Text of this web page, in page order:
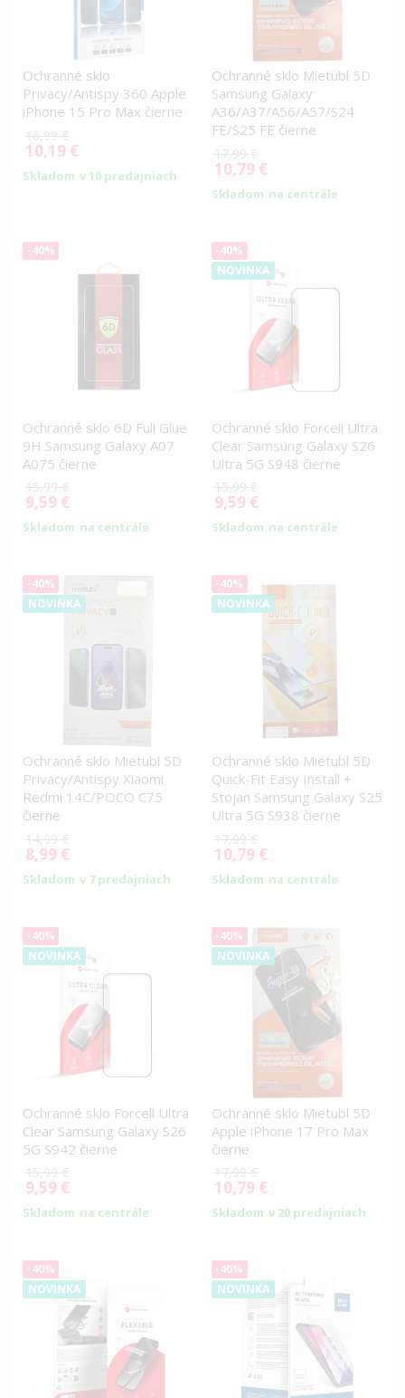
Ochranné sklo
Privacy/Antispy 360 Apple
iPhone 15 Pro Max čierne
16,99 €
Special
10,19 €
Skladom v 10 predajniach
Ochranné sklo Mietubl 5D
Samsung Galaxy
A36/A37/A56/A57/S24
FE/S25 FE čierne
17,99 €
Special
10,79 €
Skladom na centrále
-40%
Ochranné sklo 6D Full Glue
9H Samsung Galaxy A07
A075 čierne
15,99 €
Special
Price
9,59 €
Skladom na centrále
-40%
NOVINKA
Ochranné sklo Forcell Ultra
Clear Samsung Galaxy S26
Ultra 5G S948 čierne
15,99 €
Special
Price
9,59 €
Skladom na centrále
-40%
NOVINKA
Ochranné sklo Mietubl 5D
Privacy/Antispy Xiaomi
Redmi 14C/POCO C75
čierne
14,99 €
Special
8,99 €
Skladom v 7 predajniach
-40%
NOVINKA
Ochranné sklo Mietubl 5D
Quick-Fit Easy Install +
Stojan Samsung Galaxy S25
Ultra 5G S938 čierne
17,99 €
Special
10,79 €
Skladom na centrále
-40%
NOVINKA
Ochranné sklo Forcell Ultra
Clear Samsung Galaxy S26
5G S942 čierne
15,99 €
Special
Price
9,59 €
Skladom na centrále
-40%
NOVINKA
Ochranné sklo Mietubl 5D
Apple iPhone 17 Pro Max
čierne
17,99 €
Special
Price
10,79 €
Skladom v 20 predajniach
-40%
NOVINKA
-40%
NOVINKA